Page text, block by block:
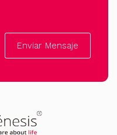
Enviar Mensaje